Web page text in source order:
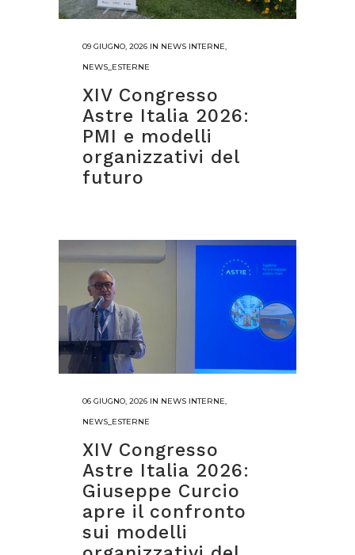
09 GIUGNO, 2026 IN NEWS INTERNE,
NEWS_ESTERNE
XIV Congresso
Astre Italia 2026:
PMI e modelli
organizzativi del
futuro
06 GIUGNO, 2026 IN NEWS INTERNE,
NEWS_ESTERNE
XIV Congresso
Astre Italia 2026:
Giuseppe Curcio
apre il confronto
sui modelli